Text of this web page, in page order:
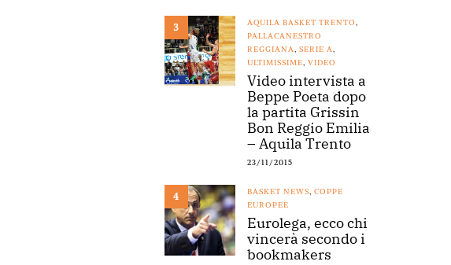
3 AQUILA BASKET TRENTO,
PALLACANESTRO
REGGIANA, SERIE A,
ULTIMISSIME, VIDEO
Video intervista a
Beppe Poeta dopo
la partita Grissin
Bon Reggio Emilia
– Aquila Trento
23/11/2015
4 BASKET NEWS, COPPE
EUROPEE
Eurolega, ecco chi
vincerà secondo i
bookmakers